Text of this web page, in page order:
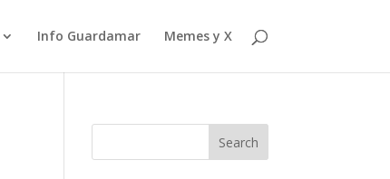
Info Guardamar Memes y X
Search